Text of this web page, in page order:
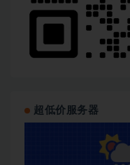
超低价服务器